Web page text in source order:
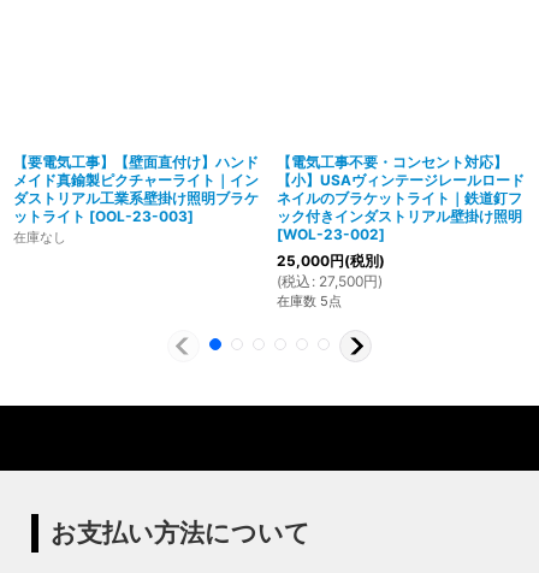
製造からアフターフォローまで自店で行う一貫
ハイロミドットコムでは、アンティーク照明のリメイクやオ
リジナル照明の製造、販売から納品、修理などのアフタフォ
ています。ハンドメイドによる小規模生産により、他にはな
います。
◆もっと詳しく見る
特殊な形状・100年変わらず愛され続けるソケ
縁体）が使われていることです。エジソンが電球を発明した
お愛され続けるソケットを使用しています。
【要電気工事】【壁面直付け】ハンド
メイド真鍮製ピクチャーライト｜イン
ダストリアル工業系壁掛け照明ブラケ
ットライト [OOL-23-003]
在庫なし
【電気工事不要・コンセント対応】
【小】USAヴィンテージレールロード
ネイルのブラケットライト｜鉄道釘フ
ック付きインダストリアル壁掛け照明
[WOL-23-002]
25,000円(税別)
(税込 : 27,500円)
在庫数 5点
お支払い方法について